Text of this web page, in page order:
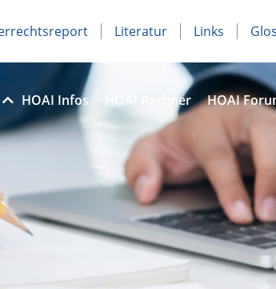
Literatur Links
HOAI Infos HOAI Rechner HOAI